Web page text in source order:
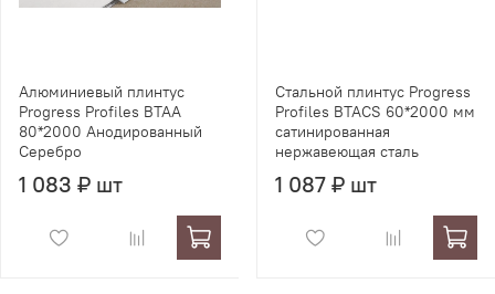
Алюминиевый плинтус
Progress Profiles BTAA
80*2000 Анодированный
Серебро
1 083 ₽ шт
Стальной плинтус Progress
Profiles BTACS 60*2000 мм
сатинированная
нержавеющая сталь
1 087 ₽ шт